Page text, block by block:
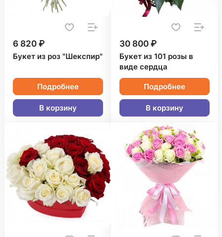
6 820 ₽
Букет из роз "Шекспир"
Подробнее
В корзину
30 800 ₽
Букет из 101 розы в
виде сердца
Подробнее
В корзину